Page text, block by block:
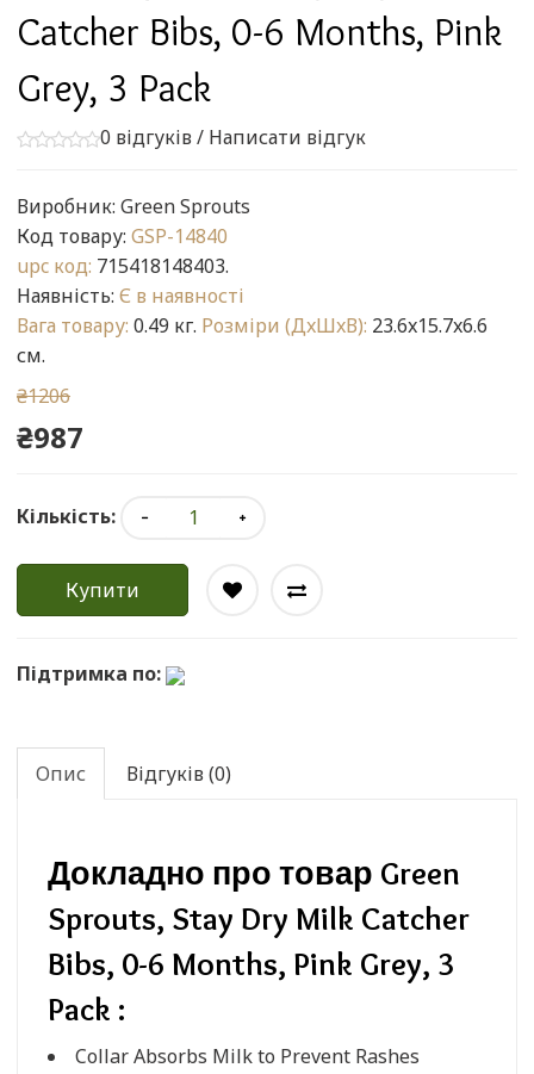
Catcher Bibs, 0-6 Months, Pink
Grey, 3 Pack
0 відгуків/ Написати відгук
Виробник: Green Sprouts
Код товару: GSP-14840
upc код: 715418148403.
Наявність: Є в наявності
Вага товару: 0.49 кг. Розміри (ДxШxВ): 23.6x15.7x6.6
см.
₴1206
₴987
Кількість:
Купити
Підтримка по:
Опис Відгуків (0)
Докладно про товар Green
Sprouts, Stay Dry Milk Catcher
Bibs, 0-6 Months, Pink Grey, 3
Pack :
Collar Absorbs Milk to Prevent Rashes